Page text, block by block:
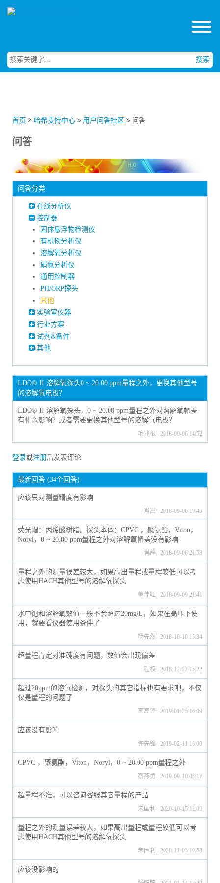
搜索
首页 哈希支持中心 用户问答社区 问答
问答
问答分类
在线分析仪
控制器
固体悬浮物检测仪
有机物分析仪
溶解氧分析仪
硝氮分析仪
通用控制器
PH/ORP探头
其他
实验室仪器
行业方案
试剂&备件
其他
LDO® II 溶解氧探头0 ~ 20.00 ppm量程之外，更换其他型号
的溶解氧电极？
LDO® II 溶解氧探头，0 ~ 20.00 ppm量程之外对溶解氧帽盖
有什么影响？或者需要更换其他型号的溶解氧电极？
毛兆根 2018-09-06 14:52
登录或注册后发表评论
最新回答 (34个回答)
应该只对测量精度有影响
肖嵩 2018-09-06 19:45
荧光帽：丙烯酸树脂。探头本体：CPVC ，聚氨酯，Viton，
Noryl，0 ~ 20.00 ppm量程之外对溶解氧帽盖没有影响
肖静 2018-09-06 21:58
量程之外的测量误差较大，如果高出量程或量程较低可以考
虑使用HACH其他型号的溶解氧探头
董佳旺 2018-09-09 21:41
水中饱和溶解氧数值一般不会超过20mg/L，如果在高压下使
用，就要看仪器使用条件了
杨先然 2018-10-10 15:34
超量程肯定对准确度有问题，数值会出现偏差
程权 2018-12-27 15:22
超过20ppm的溶氧检测，对探头的其它指标也有要求吧，不仅
仅是量程的问题了
李高锋 2019-01-25 16:09
应该没有影响
许先锋 2019-02-11 16:00
CPVC ，聚氨酯，Viton，Noryl，0 ~ 20.00 ppm量程之外
蔡燕勇 2019-09-10 08:17
超量程不准，可以咨询客服其它量程的产品
朱国利 2020-10-15 12:09
量程之外的测量误差较大，如果高出量程或量程较低可以考
虑使用HACH其他型号的溶解氧探头
朱国利 2020-11-03 10:53
应该没影响的